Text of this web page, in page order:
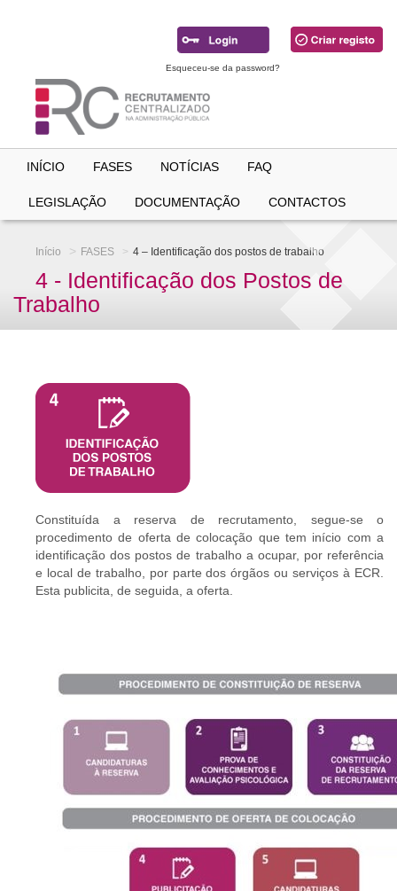
Esqueceu-se da password?
INÍCIO FASES NOTÍCIAS FAQ
LEGISLAÇÃO DOCUMENTAÇÃO CONTACTOS
Início FASES 4 – Identificação dos postos de trabalho
4 - Identificação dos Postos de
Trabalho
Constituída a reserva de recrutamento, segue-se o
procedimento de oferta de colocação que tem início com a
identificação dos postos de trabalho a ocupar, por referência
e local de trabalho, por parte dos órgãos ou serviços à ECR.
Esta publicita, de seguida, a oferta.